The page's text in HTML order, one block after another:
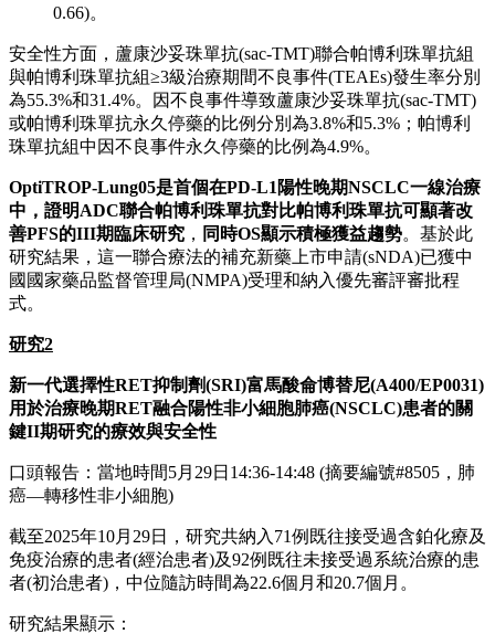
0.66)。
安全性方面，蘆康沙妥珠單抗(sac-TMT)聯合帕博利珠單抗組
與帕博利珠單抗組≥3級治療期間不良事件(TEAEs)發生率分別
為55.3%和31.4%。因不良事件導致蘆康沙妥珠單抗(sac-TMT)
或帕博利珠單抗永久停藥的比例分別為3.8%和5.3%；帕博利
珠單抗組中因不良事件永久停藥的比例為4.9%。
OptiTROP-Lung05是首個在PD-L1 陽性晚期NSCLC一線治療
中，證明ADC聯合帕博利珠單抗對比帕博利珠單抗可顯著改
善PFS的III期臨床研究 ， 同時OS顯示積極獲益趨勢。基於此
研究結果，這一聯合療法的補充新藥上市申請(sNDA)已獲中
國國家藥品監督管理局(NMPA)受理和納入優先審評審批程
式。
研究2
新一代選擇性RET抑制劑(SRI)富馬酸侖博替尼(A400/EP0031)
用於治療晚期RET融合陽性非小細胞肺癌(NSCLC)患者的關
鍵II期研究的療效與安全性
口頭報告：當地時間5月29日14:36-14:48 (摘要編號#8505，肺
癌—轉移性非小細胞)
截至2025年10月29日，研究共納入71例既往接受過含鉑化療及
免疫治療的患者(經治患者)及92例既往未接受過系統治療的患
者(初治患者)，中位隨訪時間為22.6個月和20.7個月。
研究結果顯示：